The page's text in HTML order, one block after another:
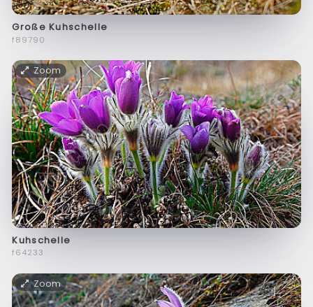
Große Kuhschelle
f89790
Zoom
Kuhschelle
f64233
Zoom